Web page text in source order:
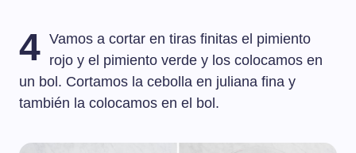
4 Vamos a cortar en tiras finitas el pimiento
rojo y el pimiento verde y los colocamos en
un bol. Cortamos la cebolla en juliana fina y
también la colocamos en el bol.